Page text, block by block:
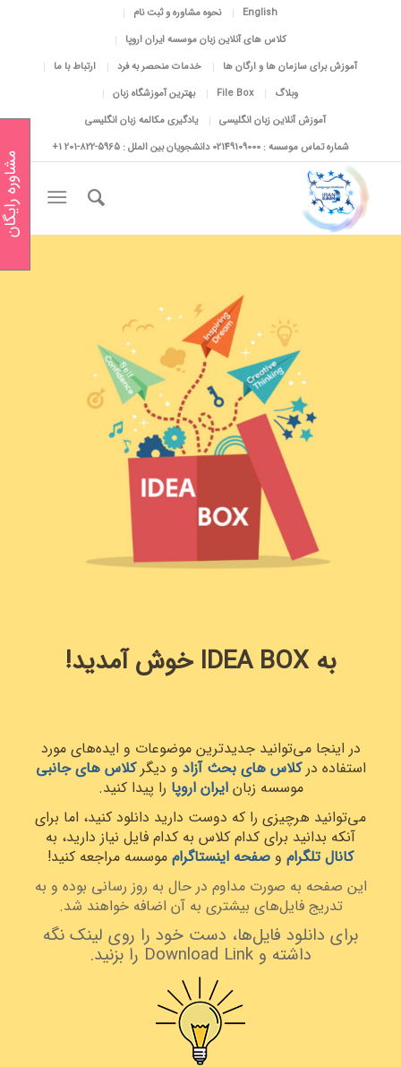
English
نحوه مشاوره و ثبت نام
کلاس های آنلاین زبان موسسه ایران اروپا
آموزش برای سازمان ها و ارگان ها
خدمات منحصر به فرد
ارتباط با ما
وبلاگ
File Box
بهترین آموزشگاه زبان
آموزش آنلاین زبان انگلیسی
یادگیری مکالمه زبان انگلیسی
شماره تماس موسسه : 02149109000 دانشجویان بین الملل : 5965-822-201 1+
به IDEA BOX خوش آمدید!
در اینجا می‌توانید جدیدترین موضوعات و ایده‌های مورد
استفاده درکلاس های بحث آزاد و دیگرکلاس های جانبی
موسسه زبانایران اروپا را پیدا کنید.
می‌توانید هرچیزی را که دوست دارید دانلود کنید، اما برای
آنکه بدانید برای کدام کلاس به کدام فایل نیاز دارید، به
کانال‌ تلگرام و صفحه اینستاگرام موسسه مراجعه کنید!
این صفحه به صورت مداوم در حال به روز رسانی بوده و به
تدریج فایل‌های بیشتری به آن اضافه خواهند شد.
برای دانلود فایل‌ها، دست خود را روی لینک نگه
داشته و Download Link را بزنید.